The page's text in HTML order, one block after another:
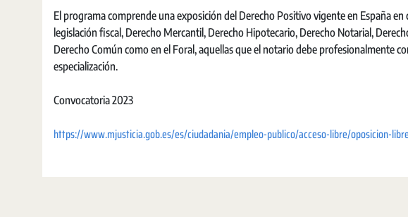
El programa comprende una exposición del Derecho Positivo vigente en España
legislación fiscal, Derecho Mercantil, Derecho Hipotecario, Derecho Notarial,
Derecho Común como en el Foral, aquellas que el notario debe profesionalmente
especialización.
Convocatoria 2023
https://www.mjusticia.gob.es/es/ciudadania/empleo-publico/acceso-libre/oposicion-